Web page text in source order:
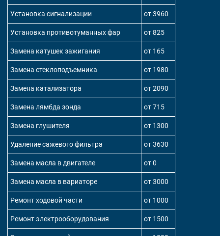
Установка сигнализации от 3960
Установка противотуманных фар от 825
Замена катушек зажигания от 165
Замена стеклоподъемника от 1980
Замена катализатора от 2090
Замена лямбда зонда от 715
Замена глушителя от 1300
Удаление сажевого фильтра от 3630
Замена масла в двигателе от 0
Замена масла в вариаторе от 3000
Ремонт ходовой части от 1000
Ремонт электрооборудования от 1500